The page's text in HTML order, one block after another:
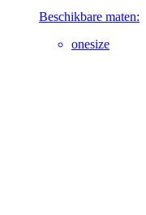
Beschikbare maten:
onesize